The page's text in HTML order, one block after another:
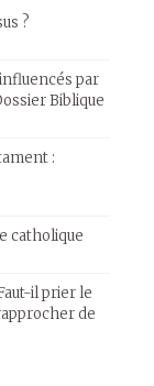
?
par
Biblique
:
catholique
il prier le
de